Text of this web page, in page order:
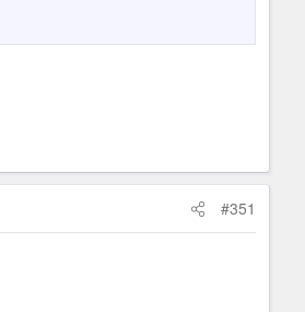
#351